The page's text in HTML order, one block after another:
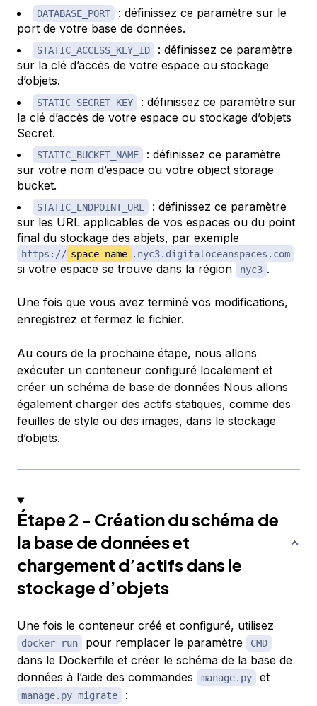
DATABASE_PORT
: définissez ce paramètre sur le
port de votre base de données.
STATIC_ACCESS_KEY_ID
: définissez ce paramètre
sur la clé d’accès de votre espace ou stockage
d’objets.
STATIC_SECRET_KEY
: définissez ce paramètre sur
la clé d’accès de votre espace ou stockage d’objets
Secret.
STATIC_BUCKET_NAME
: définissez ce paramètre
sur votre nom d’espace ou votre object storage
bucket.
STATIC_ENDPOINT_URL
: définissez ce paramètre
sur les URL applicables de vos espaces ou du point
final du stockage des abjets, par exemple
https:// space-name .nyc3.digitaloceanspaces.com
si votre espace se trouve dans la région nyc3 .
Une fois que vous avez terminé vos modifications,
enregistrez et fermez le fichier.
Au cours de la prochaine étape, nous allons
exécuter un conteneur configuré localement et
créer un schéma de base de données Nous allons
également charger des actifs statiques, comme des
feuilles de style ou des images, dans le stockage
d’objets.
Étape 2 - Création du schéma de
la base de données et
chargement d’actifs dans le
stockage d’objets
Une fois le conteneur créé et configuré, utilisez
docker run pour remplacer le paramètre CMD
dans le Dockerfile et créer le schéma de la base de
données à l’aide des commandes
manage.py et
manage.py migrate :